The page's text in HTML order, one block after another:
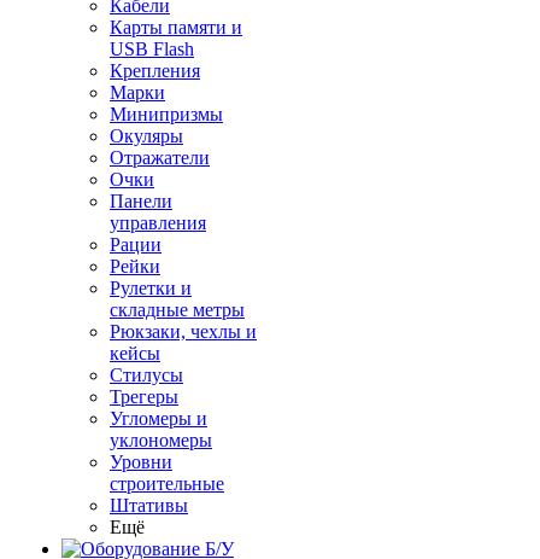
Кабели
Карты памяти и
USB Flash
Крепления
Марки
Минипризмы
Окуляры
Отражатели
Очки
Панели
управления
Рации
Рейки
Рулетки и
складные метры
Рюкзаки, чехлы и
кейсы
Стилусы
Трегеры
Угломеры и
уклономеры
Уровни
строительные
Штативы
Ещё